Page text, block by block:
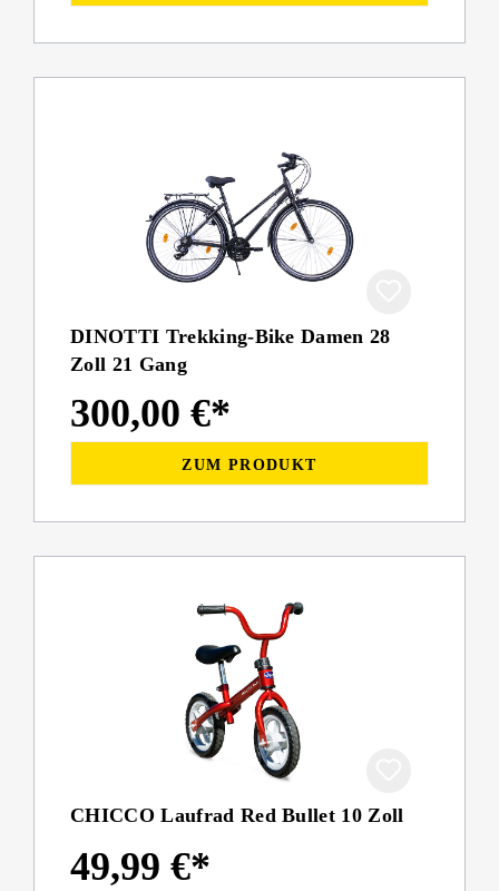
DINOTTI Trekking-Bike Damen 28
Zoll 21 Gang
300,00 €*
ZUM PRODUKT
CHICCO Laufrad Red Bullet 10 Zoll
49,99 €*